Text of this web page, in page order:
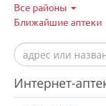
Все районы
Ближайшие аптеки
Интернет-